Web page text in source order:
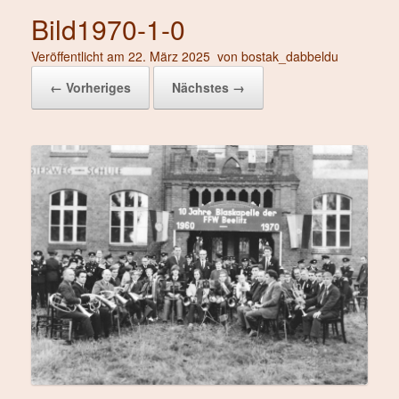
Bild1970-1-0
Veröffentlicht am 22. März 2025 von bostak_dabbeldu
← Vorheriges
Nächstes →